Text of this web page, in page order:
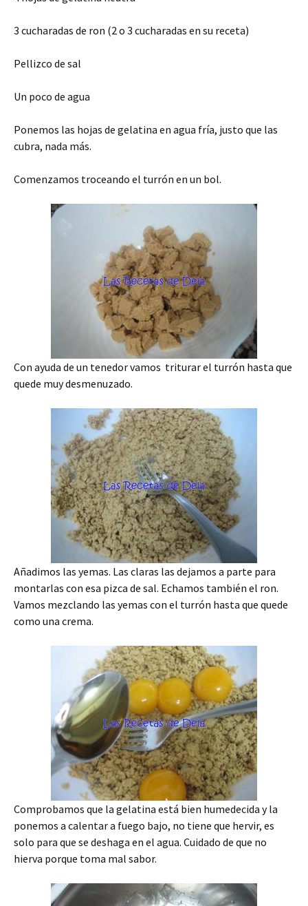
3 cucharadas de ron (2 o 3 cucharadas en su receta)
Pellizco de sal
Un poco de agua
Ponemos las hojas de gelatina en agua fría, justo que las
cubra, nada más.
Comenzamos troceando el turrón en un bol.
Con ayuda de un tenedor vamos triturar el turrón hasta que
quede muy desmenuzado.
Añadimos las yemas. Las claras las dejamos a parte para
montarlas con esa pizca de sal. Echamos también el ron.
Vamos mezclando las yemas con el turrón hasta que quede
como una crema.
Comprobamos que la gelatina está bien humedecida y la
ponemos a calentar a fuego bajo, no tiene que hervir, es
solo para que se deshaga en el agua. Cuidado de que no
hierva porque toma mal sabor.